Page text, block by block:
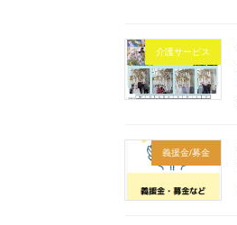
介護サービス
義援金/募金